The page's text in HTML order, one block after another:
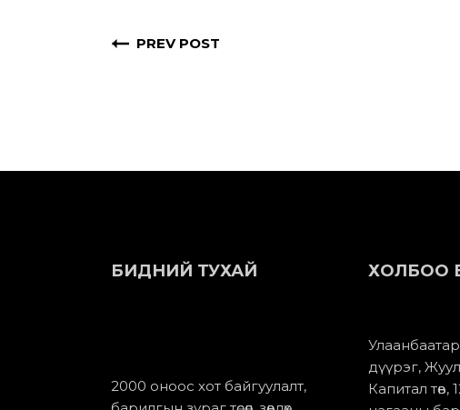
PREV POST
БИДНИЙ ТУХАЙ
2000 оноос хот байгуулалт,
ХОЛБОО
дүүрэг,
Капитал төв,